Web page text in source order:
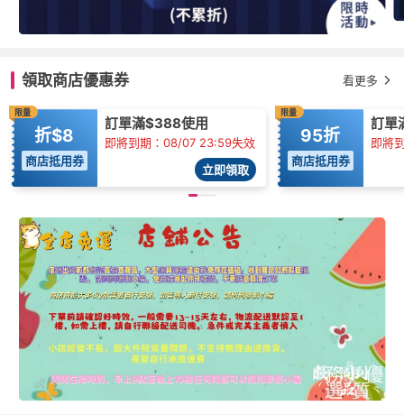
領取商店優惠券 看更多
限量
折$8
商店抵用券
訂單滿$388使用
即將到期：08/07 23:59失效
立即領取
限量
95折
商店抵用券
訂單
即將